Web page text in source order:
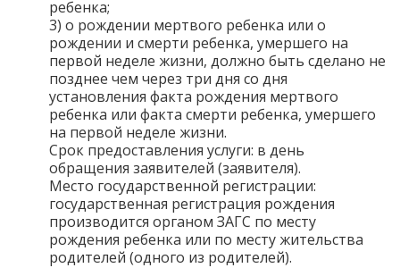
ребенка;
3) о рождении мертвого ребенка или о
рождении и смерти ребенка, умершего на
первой неделе жизни, должно быть сделано не
позднее чем через три дня со дня
установления факта рождения мертвого
ребенка или факта смерти ребенка, умершего
на первой неделе жизни.
Срок предоставления услуги: в день
обращения заявителей (заявителя).
Место государственной регистрации:
государственная регистрация рождения
производится органом ЗАГС по месту
рождения ребенка или по месту жительства
родителей (одного из родителей).